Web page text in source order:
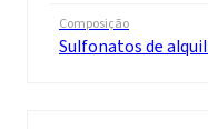
Composição
Sulfonatos de